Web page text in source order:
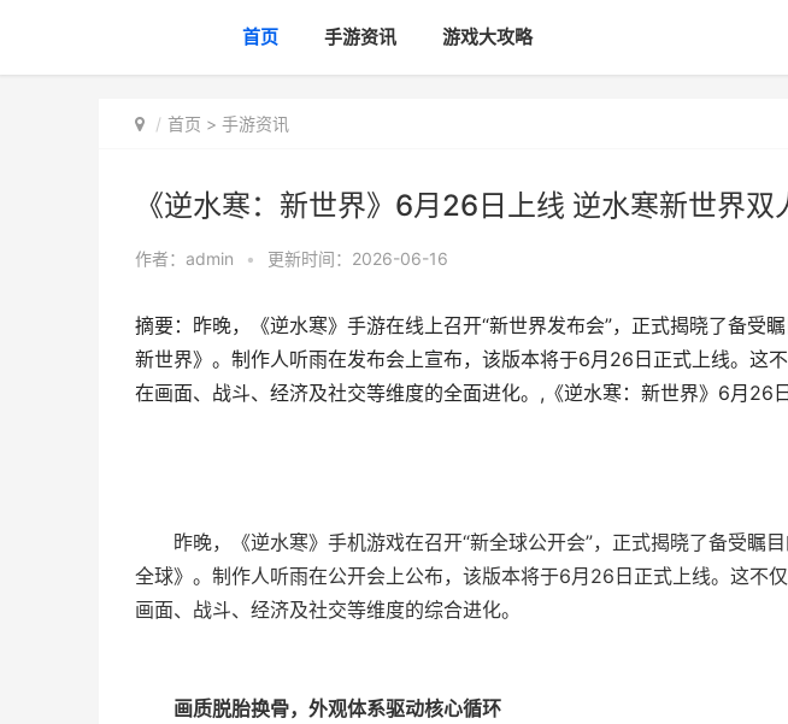
首页 手游资讯 游戏大攻略
首页 > 手游资讯
《逆水寒：新世界》6月26日上线 逆水寒新世界双
作者： admin • 更新时间：2026-06-16
摘要：昨晚，《逆水寒》手游在线上召开“新世界发布会”，正式揭晓了备受
新世界》。制作人听雨在发布会上宣布，该版本将于6月26日正式上线。这
在画面、战斗、经济及社交等维度的全面进化。,《逆水寒：新世界》6月26
昨晚，《逆水寒》手机游戏在召开“新全球公开会”，正式揭晓了备受
全球》。制作人听雨在公开会上公布，该版本将于6月26日正式上线。这不
画面、战斗、经济及社交等维度的综合进化。
画质脱胎换骨，外观体系驱动核心循环